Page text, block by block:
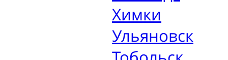
Химки
Ульяновск